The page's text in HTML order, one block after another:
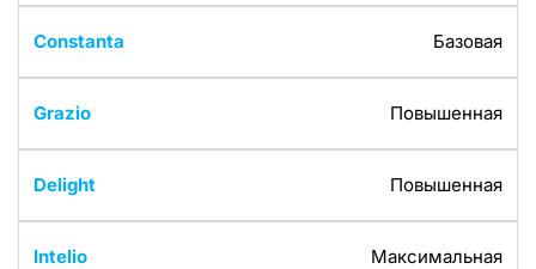
Базовая
Повышенная
Повышенная
Максимальная